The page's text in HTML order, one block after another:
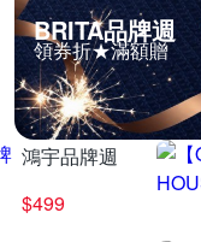
BRITA品牌週
領券折★滿額贈
鴻宇品牌週
$499